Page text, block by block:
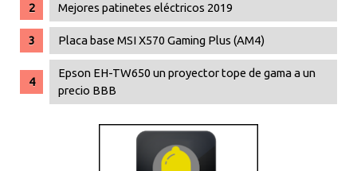
Mejores patinetes eléctricos 2019
Placa base MSI X570 Gaming Plus (AM4)
Epson EH-TW650 un proyector tope de gama a un
precio BBB